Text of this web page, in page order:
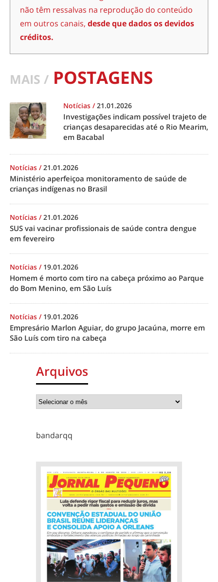
não têm ressalvas na reprodução do conteúdo
em outros canais, desde que dados os devidos
créditos.
MAIS / POSTAGENS
Notícias /21.01.2026
Investigações indicam possível trajeto de
crianças desaparecidas até o Rio Mearim,
em Bacabal
Notícias /21.01.2026
Ministério aperfeiçoa monitoramento de saúde de
crianças indígenas no Brasil
Notícias /21.01.2026
SUS vai vacinar profissionais de saúde contra dengue
em fevereiro
Notícias / 19.01.2026
Homem é morto com tiro na cabeça próximo ao Parque
do Bom Menino, em São Luís
Notícias / 19.01.2026
Empresário Marlon Aguiar, do grupo Jacaúna, morre em
São Luís com tiro na cabeça
Arquivos
bandarqq